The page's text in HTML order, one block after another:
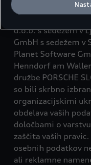
podpori
d.o.o. s sedežem v
GmbH s sedežem
Planet Software
Henndorf am
družbe PORSCHE
so bili skrbno
organizacijskimi
obdelava vaših
določbami o
zaščita vaših
osebnih podatkov
ali reklamne